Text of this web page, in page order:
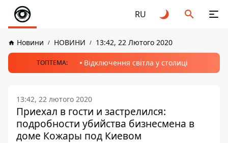
RU
Новини НОВИНИ 13:42, 22 Лютого 2020
ТОПТЕМА: Відключення світла у столиці
13:42, 22 лютого 2020
Приехал в гости и застрелился:
подробности убийства бизнесмена в
доме Кожары под Киевом